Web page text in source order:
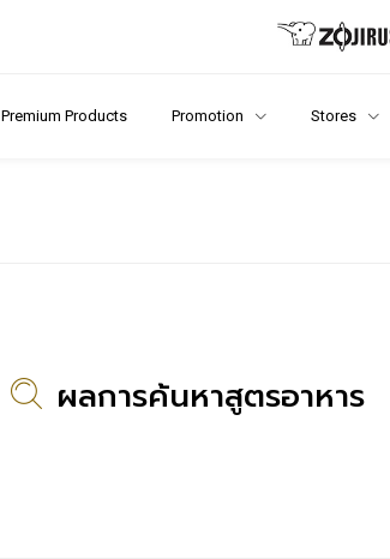
Premium Products Promotion Stores
ผลการค้นหาสูตรอาหาร